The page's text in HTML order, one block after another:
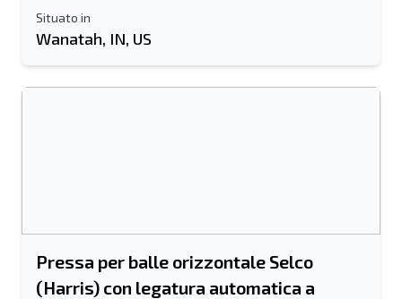
Situato in
Wanatah, IN, US
Pressa per balle orizzontale Selco
(Harris) con legatura automatica a